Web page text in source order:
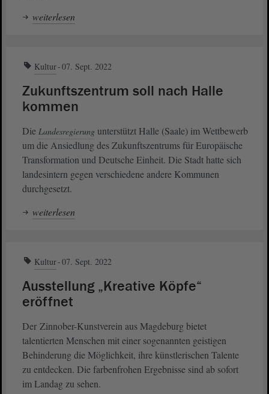
weiterlesen
Kultur 07. Sept. 2022
Zukunftszentrum soll nach Halle
kommen
Die Landesregierung unterstützt Halle (Saale) im Wettbewerb
um die Ansiedlung des Zukunftszentrums für Europäische
Transformation und Deutsche Einheit. Die Stadt hatte sich
landesintern gegen verschiedene andere Kommunen
durchgesetzt.
weiterlesen
Kultur 07. Sept. 2022
Ausstellung „Kreative Köpfe“
eröffnet
Der Zinnober-Kunstverein aus Magdeburg bietet
talentierten Menschen mit einer sogenannten geistigen
Behinderung die Möglichkeit, ihre künstlerischen Talente
zu entdecken. Die farbenfrohen Ergebnisse sind ab sofort
im Landag zu sehen.